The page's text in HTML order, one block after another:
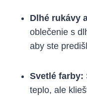
Dlhé rukávy
oblečenie s
aby ste
Svetlé farby:
teplo, ale